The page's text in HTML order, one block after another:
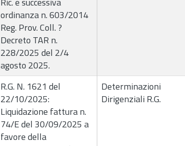
ordinanza n. 603/2014
Reg. Prov. Coll. ?
Decreto TAR n.
228/2025 del 2/4
agosto 2025.
R.G. N. 1621 del
22/10/2025:
Liquidazione fattura n.
74/E del 30/09/2025 a
favore della
Determinazioni
Dirigenziali R.G.